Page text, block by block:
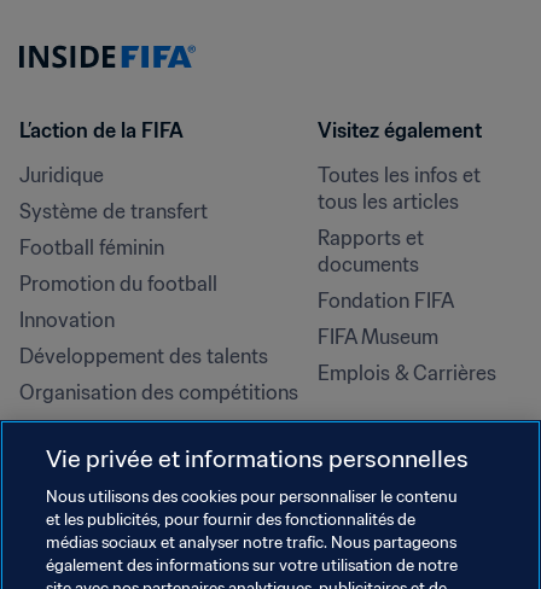
L’action de la FIFA
Juridique
Système de transfert
Football féminin
Promotion du football
Innovation
Développement des talents
Organisation des compétitions
Développement durable
Droits de l'homme et lutte contre
la discrimination
Santé et médical
Initiatives en matière de
Visitez également
Toutes les infos et
tous les articles
Rapports et
documents
Fondation FIFA
FIFA Museum
Emplois & Carrières
Vie privée et informations personnelles
Nous utilisons des cookies pour personnaliser le contenu
et les publicités, pour fournir des fonctionnalités de
médias sociaux et analyser notre trafic. Nous partageons
également des informations sur votre utilisation de notre